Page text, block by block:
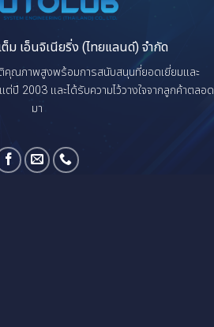
ม เอ็นจิเนียริ่ง (ไทยแลนด์) จำกัด
คุณภาพสูงพร้อมการสนับสนุนที่ยอดเยี่ยมและ
ปี 2003 และได้รับความไว้วางใจจากลูกค้าตลอด
มา